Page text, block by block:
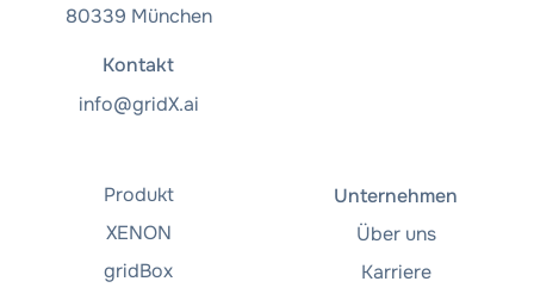
80339 München
Kontakt
info@gridX.ai
Produkt
XENON
gridBox
Unternehmen
Über uns
Karriere